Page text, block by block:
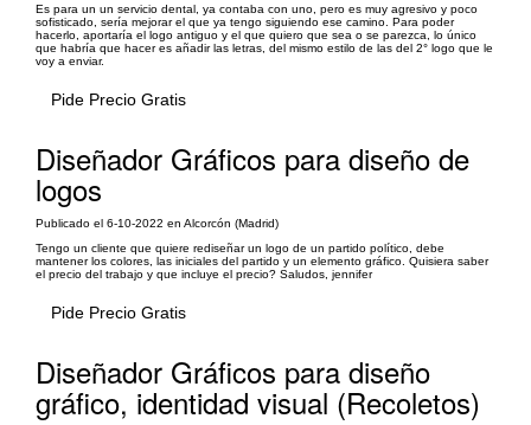
Es para un un servicio dental, ya contaba con uno, pero es muy agresivo y poco
sofisticado, sería mejorar el que ya tengo siguiendo ese camino. Para poder
hacerlo, aportaría el logo antiguo y el que quiero que sea o se parezca, lo único
que habría que hacer es añadir las letras, del mismo estilo de las del 2° logo que le
voy a enviar.
Pide Precio Gratis
Diseñador Gráficos para diseño de
logos
Publicado el 6-10-2022 en Alcorcón (Madrid)
Tengo un cliente que quiere rediseñar un logo de un partido político, debe
mantener los colores, las iniciales del partido y un elemento gráfico. Quisiera saber
el precio del trabajo y que incluye el precio? Saludos, jennifer
Pide Precio Gratis
Diseñador Gráficos para diseño
gráfico, identidad visual (Recoletos)